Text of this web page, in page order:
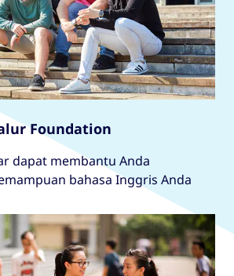
Foundation
dapat membantu Anda
bahasa Inggris Anda